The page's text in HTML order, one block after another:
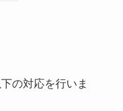
の対応を行いま